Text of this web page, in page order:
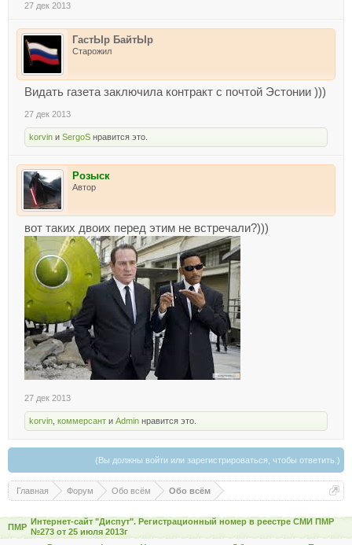
27 дек 2013
ГастЫр БайтЫр
Старожил
Видать газета заключила контракт с почтой Эстонии )))
27 дек 2013
korvin и SergoS нравится это.
Розыск
Автор
вот таких двоих перед этим не встречали?)))
27 дек 2013
korvin коммерсант и Admin нравится это.
(Вы должны войти или зарегистрироваться, чтобы ответить.)
Главная Форум Обо всём Обо всём
ПМР
Интернет-сайт "Диспут". Регистрационный номер в реестре СМИ ПМР
№273 от 25 июля 2013г